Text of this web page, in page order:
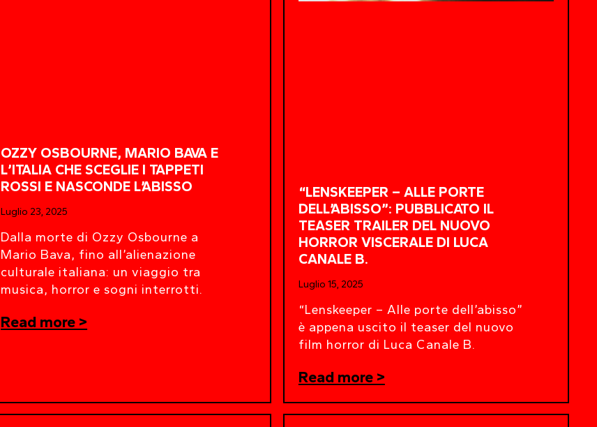
OZZY OSBOURNE, MARIO BAVA E
L’ITALIA CHE SCEGLIE I TAPPETI
ROSSI E NASCONDE L’ABISSO
Luglio 23, 2025
Dalla morte di Ozzy Osbourne a
Mario Bava, fino all’alienazione
culturale italiana: un viaggio tra
musica, horror e sogni interrotti.
Read more >
“LENSKEEPER – ALLE PORTE
DELL’ABISSO”: PUBBLICATO IL
TEASER TRAILER DEL NUOVO
HORROR VISCERALE DI LUCA
CANALE B.
Luglio 15, 2025
“Lenskeeper – Alle porte dell’abisso”
è appena uscito il teaser del nuovo
film horror di Luca Canale B.
Read more >